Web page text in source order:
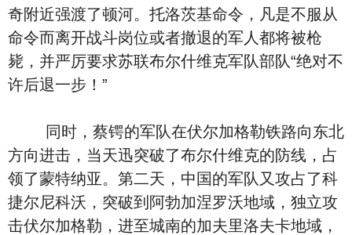
奇附近强渡了顿河。托洛茨基命令，凡是不服从
命令而离开战斗岗位或者撤退的军人都将被枪
毙，并严厉要求苏联布尔什维克军队部队“绝对不
许后退一步！”
同时，蔡锷的军队在伏尔加格勒铁路向东北
方向进击，当天迅突破了布尔什维克的防线，占
领了蒙特纳亚。第二天，中国的军队又攻占了科
捷尔尼科沃，突破到阿勃加涅罗沃地域，独立攻
击伏尔加格勒，进至城南的加夫里洛夫卡地域，